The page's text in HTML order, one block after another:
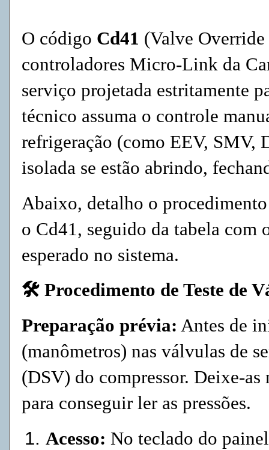
O código Cd41 (Valve
controladores Micro-Link da
serviço projetada estritamente
técnico assuma o controle
refrigeração (como EEV, SMV,
isolada se estão abrindo,
Abaixo, detalho o procedimento
o Cd41, seguido da tabela com
esperado no sistema.
🛠️ Procedimento de Teste de
Preparação prévia: Antes de
(manômetros) nas válvulas de
(DSV) do compressor. Deixe-
para conseguir ler as pressões.
Acesso: No teclado do